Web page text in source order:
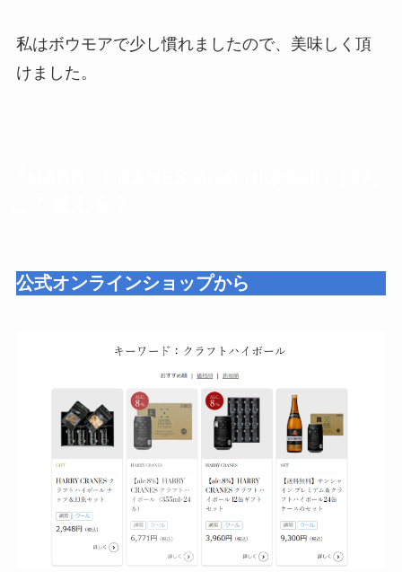
私はボウモアで少し慣れましたので、美味しく頂
けました。
公式オンラインショップから